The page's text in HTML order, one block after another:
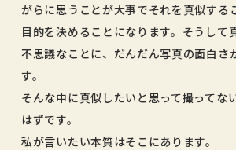
がらに思うことが大事でそれを真似する
目的を決めることになります。そうして
不思議なことに、だんだん写真の面白さ
す。
そんな中に真似したいと思って撮ってな
はずです。
私が言いたい本質はそこにあります。